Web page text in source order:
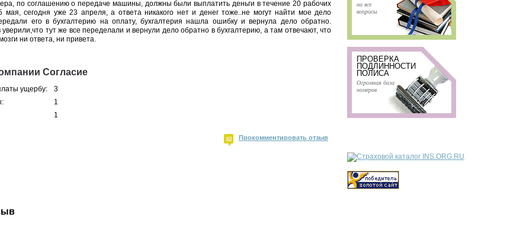
по соглашению о передаче машины, должны были выплатить деньги в течение 20 рабочих
сегодня уже 23 апреля, а ответа никакого нет и денег тоже..не могут найти мое дело
его в бухгалтерию на оплату, бухгалтерия нашла ошибку и вернула дело обратно.
тут же все переделали и вернули дело обратно в бухгалтерию, а там отвечают, что
ни ответа, ни привета.
Согласие
ущербу:
3
1
1
Прокомментировать отзыв
на все
вопросы
ПРОВЕРКА
ПОДЛИННОСТИ
ПОЛИСА
Огромная база
номеров